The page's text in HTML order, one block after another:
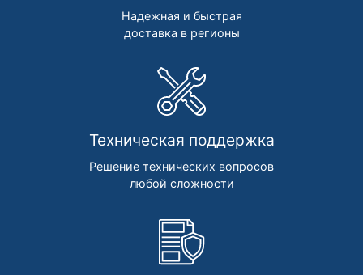
Надежная и быстрая
доставка в регионы
Техническая поддержка
Решение технических вопросов
любой сложности